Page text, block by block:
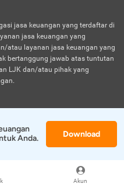
Akun
jasa keuangan yang terdaftar di
jasa keuangan yang
atau layanan jasa keuangan yang
bertanggung jawab atas tuntutan
LJK dan/atau pihak yang
Anda.
Download